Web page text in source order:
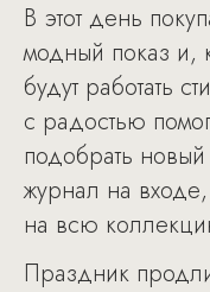
В этот день
модный показ и,
будут работать
с радостью
подобрать
журнал на
на всю
Праздник